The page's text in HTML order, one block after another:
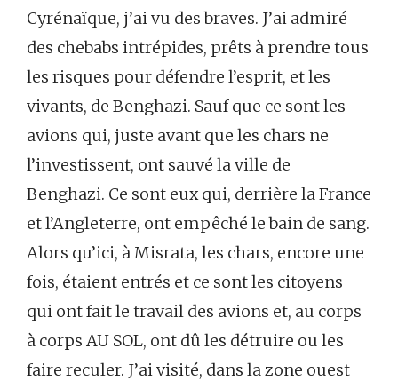
Cyrénaïque, j’ai vu des braves. J’ai admiré
des chebabs intrépides, prêts à prendre tous
les risques pour défendre l’esprit, et les
vivants, de Benghazi. Sauf que ce sont les
avions qui, juste avant que les chars ne
l’investissent, ont sauvé la ville de
Benghazi. Ce sont eux qui, derrière la France
et l’Angleterre, ont empêché le bain de sang.
Alors qu’ici, à Misrata, les chars, encore une
fois, étaient entrés et ce sont les citoyens
qui ont fait le travail des avions et, au corps
à corps AU SOL, ont dû les détruire ou les
faire reculer. J’ai visité, dans la zone ouest